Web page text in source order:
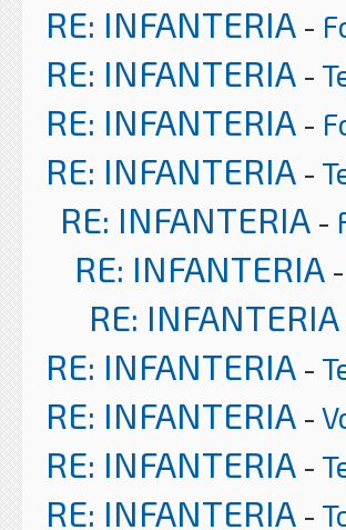
RE: INFANTERIA -
RE: INFANTERIA -
RE: INFANTERIA -
RE: INFANTERIA -
RE: INFANTERIA -
RE: INFANTERIA -
RE: INFANTERIA
RE: INFANTERIA -
RE: INFANTERIA -
RE: INFANTERIA -
RE: INFANTERIA -